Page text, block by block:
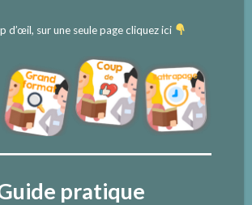
d’œil, sur une seule page cliquez ici
pratique